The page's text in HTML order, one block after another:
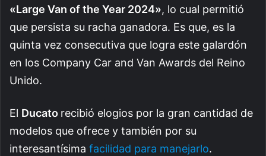
«Large Van of the Year 2024», lo cual permitió
que persista su racha ganadora. Es que, es la
quinta vez consecutiva que logra este galardón
en los Company Car and Van Awards del Reino
Unido.
El Ducato recibió elogios por la gran cantidad de
modelos que ofrece y también por su
interesantísima facilidad para manejarlo.